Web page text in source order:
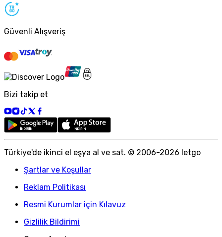
Güvenli Alışveriş
Bizi takip et
Türkiye'de ikinci el eşya al ve sat. © 2006-2026 letgo
Şartlar ve Koşullar
Reklam Politikası
Resmi Kurumlar için Kılavuz
Gizlilik Bildirimi